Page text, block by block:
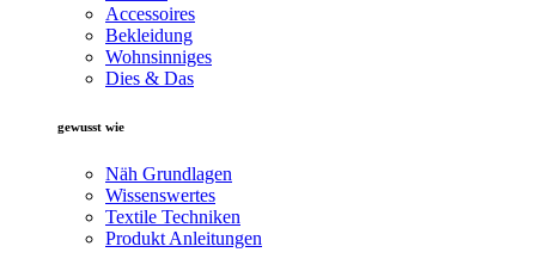
Accessoires
Bekleidung
Wohnsinniges
Dies & Das
gewusst wie
Näh Grundlagen
Wissenswertes
Textile Techniken
Produkt Anleitungen